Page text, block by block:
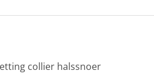
collier halssnoer